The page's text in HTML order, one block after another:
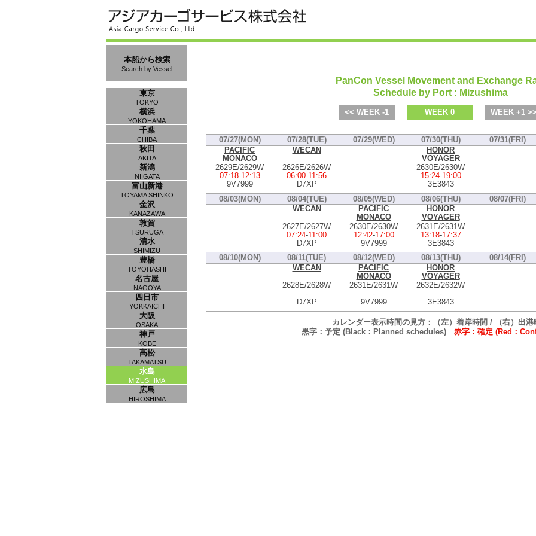
本船から検索
Search by Vessel
東京
TOKYO
横浜
YOKOHAMA
千葉
CHIBA
秋田
AKITA
新潟
NIIGATA
富山新港
TOYAMA SHINKO
金沢
KANAZAWA
敦賀
TSURUGA
清水
SHIMIZU
豊橋
TOYOHASHI
名古屋
NAGOYA
四日市
YOKKAICHI
大阪
OSAKA
神戸
KOBE
高松
TAKAMATSU
水島
MIZUSHIMA
広島
HIROSHIMA
PanCon Vessel Movement and Exchange
Schedule by Port : Mizushima
<< WEEK -1 WEEK 0
WEEK +1 >>
07/27(MON)
07/28(TUE) 07/29(WED) 07/30(THU) 07/31(FRI)
PACIFIC
MONACO
2629E/2629W
07:18-12:13
9V7999
WECAN
2626E/2626W
06:00-11:56
D7XP
HONOR
VOYAGER
2630E/2630W
15:24-19:00
3E3843
08/03(MON)
08/04(TUE) 08/05(WED) 08/06(THU) 08/07(FRI)
WECAN
2627E/2627W
07:24-11:00
D7XP
PACIFIC
MONACO
2630E/2630W
12:42-17:00
9V7999
HONOR
VOYAGER
2631E/2631W
13:18-17:37
3E3843
08/10(MON)
08/11(TUE) 08/12(WED) 08/13(THU) 08/14(FRI)
WECAN
2628E/2628W
-
D7XP
PACIFIC
MONACO
2631E/2631W
-
9V7999
HONOR
VOYAGER
2632E/2632W
-
3E3843
カレンダー表示時間の見方：（左）着岸時間 / （右）出港
黒字：予定 (Black：Planned schedules) 赤字：確定 (Red：